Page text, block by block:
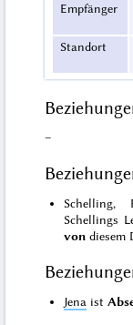
Empfänger
Standort
–
Schelling,
Schellings
von diesem
Jena ist